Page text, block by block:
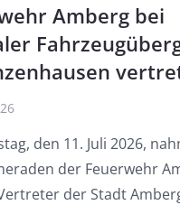
Amberg bei
den 11. Juli 2026,
der Feuerwehr
der Stadt